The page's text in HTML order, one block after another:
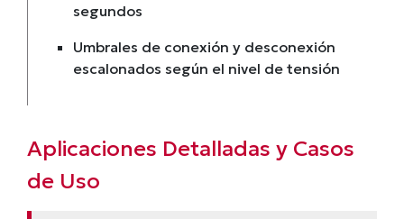
segundos
Umbrales de conexión y desconexión
escalonados según el nivel de tensión
Aplicaciones Detalladas y Casos
de Uso